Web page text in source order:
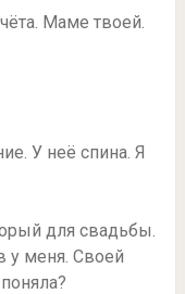
Маме твоей.
У неё спина. Я
для свадьбы.
у меня. Своей